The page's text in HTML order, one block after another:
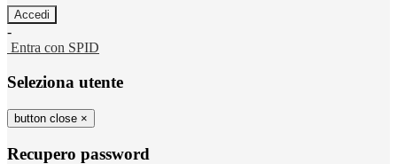
-
Entra con SPID
Seleziona utente
button close ×
Recupero password